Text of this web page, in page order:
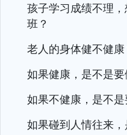
孩子学习成绩不理
班？
老人的身体健不健康
如果健康，是不是
如果不健康，是不是
如果碰到人情往来